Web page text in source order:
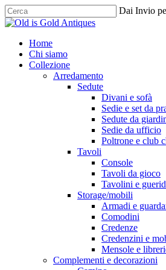
Skip
to
content
Dai Invio
Chiudi
cerca
Menu
Home
Chi siamo
Collezione
Arredamento
Sedute
Divani e sofà
Sedie e set da
Sedute da
Sedie da ufficio
Poltrone e club
Tavoli
Console
Tavoli da gioco
Tavolini e
Storage/mobili
Armadi e
Comodini
Credenze
Credenzini e
Mensole e
Complementi e decorazioni